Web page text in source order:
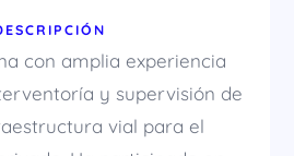
con amplia experiencia
y supervisión de
vial para el